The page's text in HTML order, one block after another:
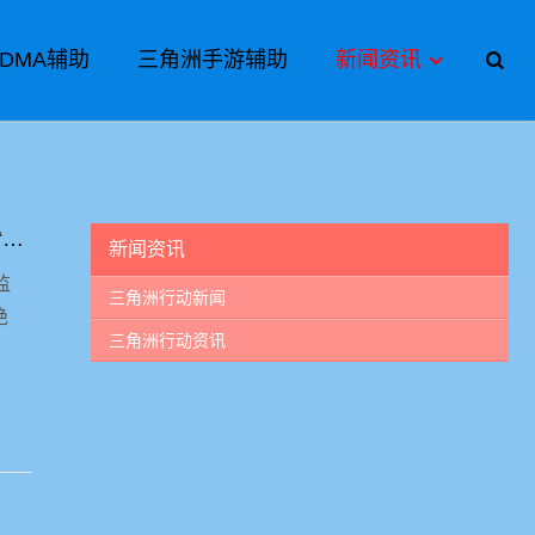
辅助 三角洲手游辅助 新闻资讯
三角洲行动从“团三亿”到“刑满释放”：小团团携杨齐家南波万勇闯潮汐监狱，“坐牢”梗玩明白了 新闻资讯
三角洲行动新闻
三角洲行动资讯